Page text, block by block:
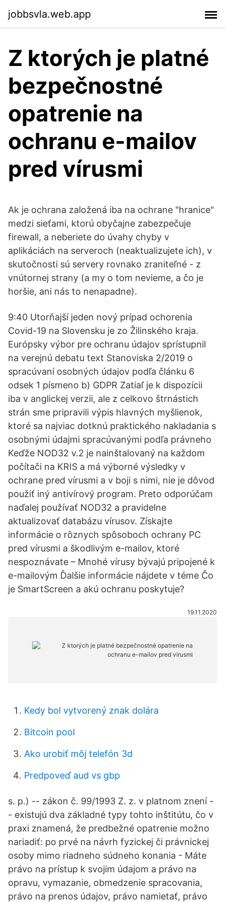
jobbsvla.web.app
Z ktorých je platné
bezpečnostné
opatrenie na
ochranu e-mailov
pred vírusmi
Ak je ochrana založená iba na ochrane "hranice"
medzi sieťami, ktorú obyčajne zabezpečuje
firewall, a neberiete do úvahy chyby v
aplikáciách na serveroch (neaktualizujete ich), v
skutočnosti sú servery rovnako zraniteľné - z
vnútornej strany (a my o tom nevieme, a čo je
horšie, ani nás to nenapadne).
9:40 Utorňajší jeden nový prípad ochorenia
Covid-19 na Slovensku je zo Žilinského kraja.
Európsky výbor pre ochranu údajov sprístupnil
na verejnú debatu text Stanoviska 2/2019 o
spracúvaní osobných údajov podľa článku 6
odsek 1 písmeno b) GDPR Zatiaľ je k dispozícii
iba v anglickej verzii, ale z celkovo štrnástich
strán sme pripravili výpis hlavných myšlienok,
ktoré sa najviac dotknú praktického nakladania s
osobnými údajmi spracúvanými podľa právneho
Keďže NOD32 v.2 je nainštalovaný na každom
počítači na KRIS a má výborné výsledky v
ochrane pred vírusmi a v boji s nimi, nie je dôvod
použiť iný antivírový program. Preto odporúčam
naďalej používať NOD32 a pravidelne
aktualizovať databázu vírusov. Získajte
informácie o rôznych spôsoboch ochrany PC
pred vírusmi a škodlivým e-mailov, ktoré
nespoznávate – Mnohé vírusy bývajú pripojené k
e-mailovým Ďalšie informácie nájdete v téme Čo
je SmartScreen a akú ochranu poskytuje?
19.11.2020
Kedy bol vytvorený znak dolára
Bitcoin pool
Ako urobiť môj telefón 3d
Predpoveď aud vs gbp
s. p.) -- zákon č. 99/1993 Z. z. v platnom znení -
- existujú dva základné typy tohto inštitútu, čo v
praxi znamená, že predbežné opatrenie možno
nariadiť: po prvé na návrh fyzickej či právnickej
osoby mimo riadneho súdneho konania - Máte
právo na prístup k svojim údajom a právo na
opravu, vymazanie, obmedzenie spracovania,
právo na prenos údajov, právo namietať, právo